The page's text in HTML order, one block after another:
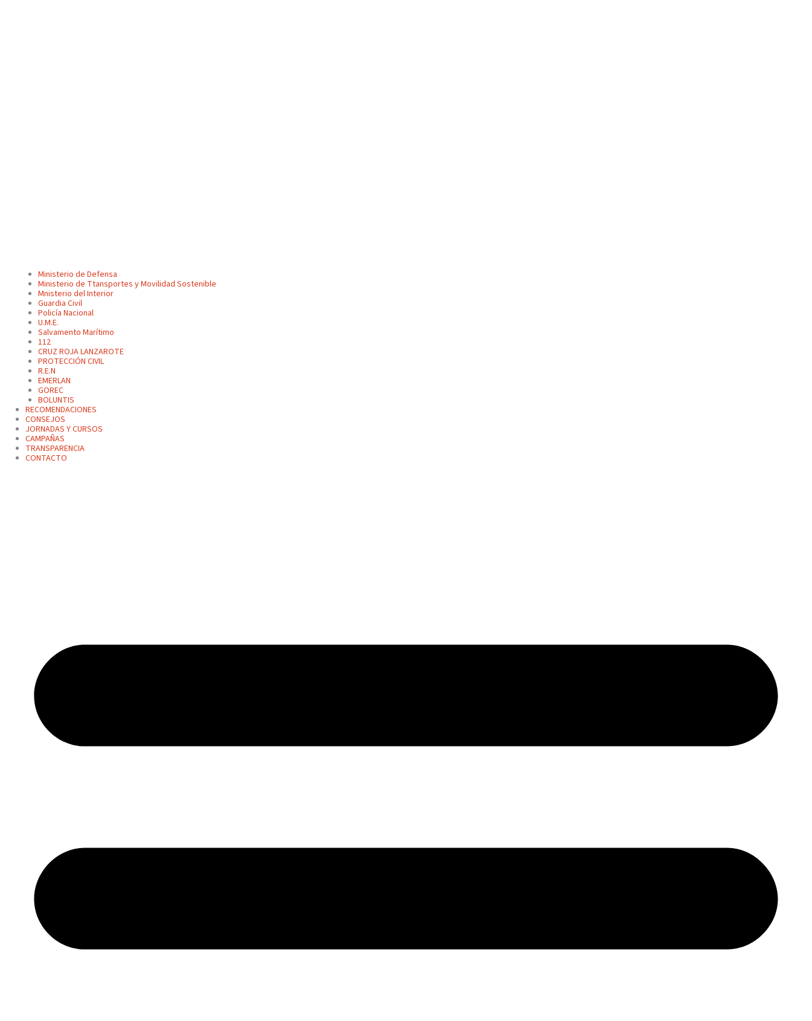
Ministerio de Defensa
Ministerio de Ttansportes y Movilidad Sostenible
Mnisterio del Interior
Guardia Civil
Policía Nacional
U.M.E.
Salvamento Marítimo
112
CRUZ ROJA LANZAROTE
PROTECCIÓN CIVIL
R.E.N
EMERLAN
GOREC
BOLUNTIS
RECOMENDACIONES
CONSEJOS
JORNADAS Y CURSOS
CAMPAÑAS
TRANSPARENCIA
CONTACTO